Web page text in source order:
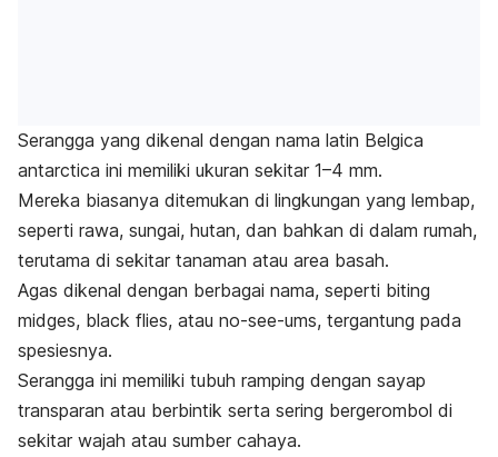
Serangga yang dikenal dengan nama latin Belgica
antarctica ini memiliki ukuran sekitar 1–4 mm.
Mereka biasanya ditemukan di lingkungan yang lembap,
seperti rawa, sungai, hutan, dan bahkan di dalam rumah,
terutama di sekitar tanaman atau area basah.
Agas dikenal dengan berbagai nama, seperti biting
midges, black flies, atau no-see-ums, tergantung pada
spesiesnya.
Serangga ini memiliki tubuh ramping dengan sayap
transparan atau berbintik serta sering bergerombol di
sekitar wajah atau sumber cahaya.